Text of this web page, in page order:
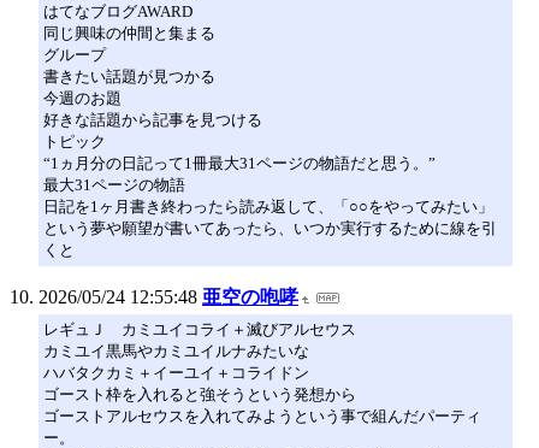
はてなブログAWARD
同じ興味の仲間と集まる
グループ
書きたい話題が見つかる
今週のお題
好きな話題から記事を見つける
トピック
“1ヵ月分の日記って1冊最大31ページの物語だと思う。”
最大31ページの物語
日記を1ヶ月書き終わったら読み返して、「○○をやってみたい」
という夢や願望が書いてあったら、いつか実行するために線を引
くと
2026/05/24 12:55:48 亜空の咆哮
レギュＪ カミユイコライ＋滅びアルセウス
カミユイ黒馬やカミユイルナみたいな
ハバタクカミ＋イーユイ＋コライドン
ゴースト枠を入れると強そうという発想から
ゴーストアルセウスを入れてみようという事で組んだパーティ
ー。